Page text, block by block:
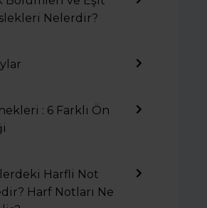
Nelerdir?
: 6 Farklı Ön
Harfli Not
Harf Notları Ne